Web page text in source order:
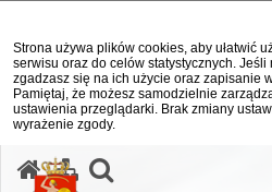
Strona używa plików cookies, aby ułatwić
serwisu oraz do celów statystycznych.
zgadzasz się na ich użycie oraz zapisanie
Pamiętaj, że możesz samodzielnie
ustawienia przeglądarki. Brak zmiany
wyrażenie zgody.